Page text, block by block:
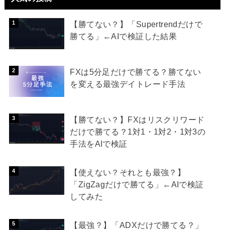
【勝てない？】「Supertrendだけで
勝てる」←AIで検証した結果
FXは5分足だけで勝てる？勝てない
を変える最強デイトレード手法
【勝てない？】FXはリスクリワード
だけで勝てる？1対1・1対2・1対3の
手法をAIで検証
【使えない？それとも最強？】
「ZigZagだけで勝てる」←AIで検証
してみた
【最強？】「ADXだけで勝てる？」